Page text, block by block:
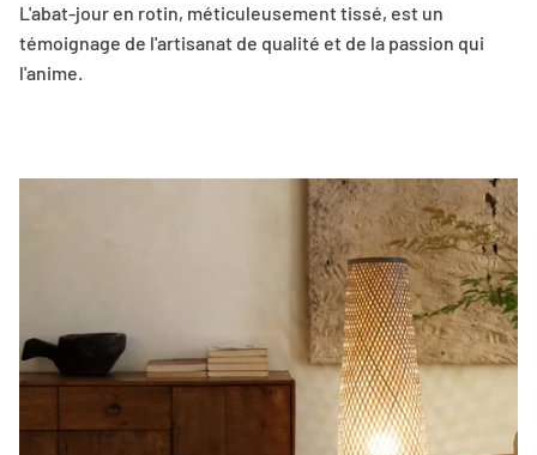
L'abat-jour en rotin, méticuleusement tissé, est un
témoignage de l'artisanat de qualité et de la passion qui
l'anime.